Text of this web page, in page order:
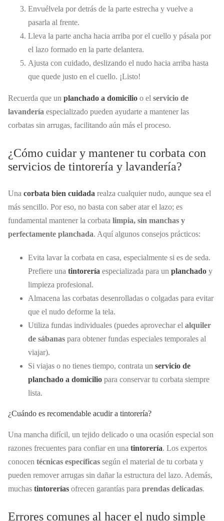
Envuélvela por detrás de la parte estrecha y vuelve a
pasarla al frente.
Lleva la parte ancha hacia arriba por el cuello y pásala por
el lazo formado en la parte delantera.
Ajusta con cuidado, deslizando el nudo hacia arriba hasta
que quede justo en el cuello. ¡Listo!
Recuerda que un planchado a domicilio o el servicio de
lavandería especializado pueden ayudarte a mantener las
corbatas sin arrugas, facilitando aún más el proceso.
¿Cómo cuidar y mantener tu corbata con
servicios de tintorería y lavandería?
Una corbata bien cuidada realza cualquier nudo, aunque sea el
más sencillo. Por eso, no basta con saber atar el lazo; es
fundamental mantener la corbata limpia, sin manchas y
perfectamente planchada. Aquí algunos consejos prácticos:
Evita lavar la corbata en casa, especialmente si es de seda.
Prefiere una tintorería especializada para un planchado y
limpieza profesional.
Almacena las corbatas desenrolladas o colgadas para evitar
que el nudo deforme la tela.
Utiliza fundas individuales (puedes aprovechar el alquiler
de sábanas para obtener fundas especiales temporales al
viajar).
Si viajas o no tienes tiempo, contrata un servicio de
planchado a domicilio para conservar tu corbata siempre
lista.
¿Cuándo es recomendable acudir a tintorería?
Una mancha difícil, un tejido delicado o una ocasión especial son
razones frecuentes para confiar en una tintorería. Los expertos
conocen técnicas específicas según el material de tu corbata y
pueden remover arrugas sin dañar la estructura del lazo. Además,
muchas tintorerías ofrecen garantías para prendas delicadas.
Errores comunes al hacer el nudo simple